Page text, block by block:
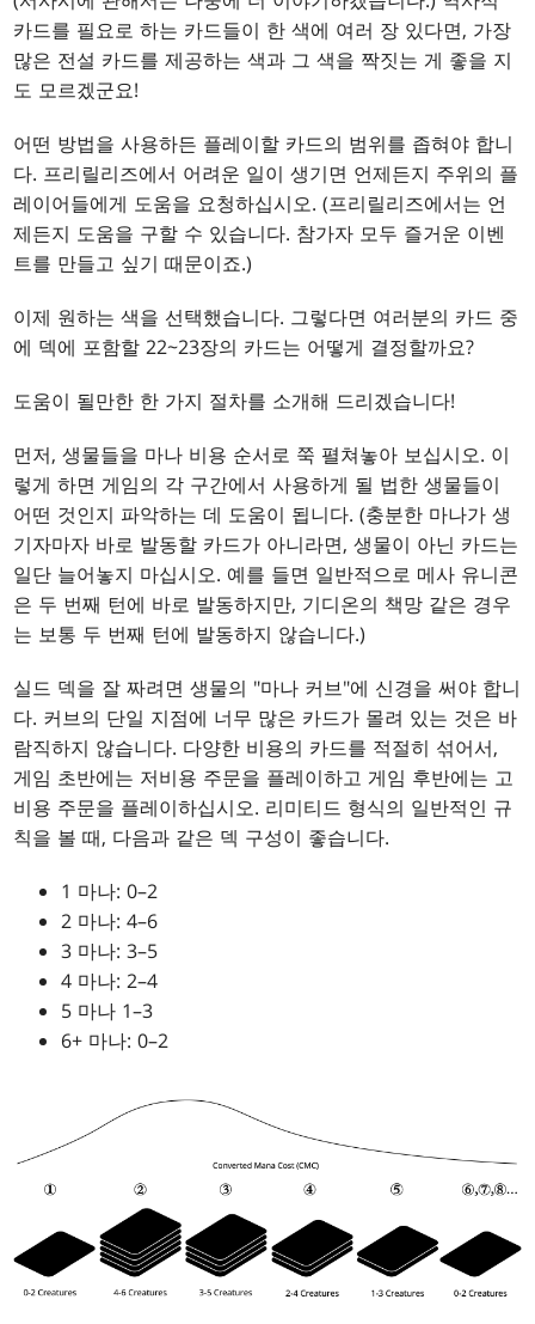
카드를 필요로 하는 카드들이 한 색에 여러 장 있다면, 가장
많은 전설 카드를 제공하는 색과 그 색을 짝짓는 게 좋을 지
도 모르겠군요!
어떤 방법을 사용하든 플레이할 카드의 범위를 좁혀야 합니
다. 프리릴리즈에서 어려운 일이 생기면 언제든지 주위의 플
레이어들에게 도움을 요청하십시오. (프리릴리즈에서는 언
제든지 도움을 구할 수 있습니다. 참가자 모두 즐거운 이벤
트를 만들고 싶기 때문이죠.)
이제 원하는 색을 선택했습니다. 그렇다면 여러분의 카드 중
에 덱에 포함할 22~23장의 카드는 어떻게 결정할까요?
도움이 될만한 한 가지 절차를 소개해 드리겠습니다!
먼저, 생물들을 마나 비용 순서로 쭉 펼쳐놓아 보십시오. 이
렇게 하면 게임의 각 구간에서 사용하게 될 법한 생물들이
어떤 것인지 파악하는 데 도움이 됩니다. (충분한 마나가 생
기자마자 바로 발동할 카드가 아니라면, 생물이 아닌 카드는
일단 늘어놓지 마십시오. 예를 들면 일반적으로 메사 유니콘
은 두 번째 턴에 바로 발동하지만, 기디온의 책망 같은 경우
는 보통 두 번째 턴에 발동하지 않습니다.)
실드 덱을 잘 짜려면 생물의 "마나 커브"에 신경을 써야 합니
다. 커브의 단일 지점에 너무 많은 카드가 몰려 있는 것은 바
람직하지 않습니다. 다양한 비용의 카드를 적절히 섞어서,
게임 초반에는 저비용 주문을 플레이하고 게임 후반에는 고
비용 주문을 플레이하십시오. 리미티드 형식의 일반적인 규
칙을 볼 때, 다음과 같은 덱 구성이 좋습니다.
1 마나: 0–2
2 마나: 4–6
3 마나: 3–5
4 마나: 2–4
5 마나 1–3
6+ 마나: 0–2